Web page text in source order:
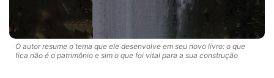
O autor resume o tema que ele desenvolve em seu novo livro: o que
fica não é o patrimônio e sim o que foi vital para a sua construção